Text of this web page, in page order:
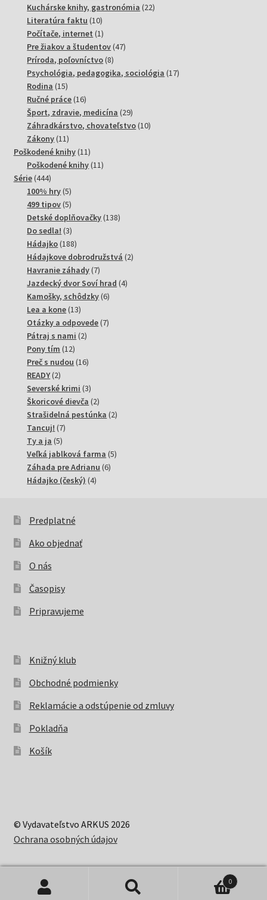
produktov
Kuchárske knihy, gastronómia 2222
Literatúra faktu 1010
produktov
Počítače, internet 11
produkt
Pre žiakov a študentov 4747
Príroda, poľovníctvo 88
produktov
Psychológia, pedagogika, sociológia 1717
Rodina 1515
produktov
Ručné práce 1616
produktov
Šport, zdravie, medicína 2929
produktov
Záhradkárstvo, chovateľstvo 1010
Zákony 1111
produktov
Poškodené knihy 1111
produktov
Poškodené knihy 1111
Série 444444
produktov
100% hry 55
produktov
499 tipov 55
produktov
Detské doplňovačky 138138
Do sedla! 33
produkty
Hádajko 188188
produktov
Hádajkove dobrodružstvá 22
Havranie záhady 77
produktov
Jazdecký dvor Soví hrad 44
Kamošky, schôdzky 66
Lea a kone 1313
produktov
Otázky a odpovede 77
Pátraj s nami 22
Pony tím 1212
produktov
Preč s nudou 1616
READY 22
produkty
Severské krimi 33
produkty
Škoricové dievča 22
produkty
Strašidelná pestúnka 22
Tancuj! 77
Ty a ja 55
produktov
Veľká jablková farma 55
Záhada pre Adrianu 66
Hádajko (český) 44
Predplatné
Ako objednať
O nás
Časopisy
Pripravujeme
Knižný klub
Obchodné podmienky
Reklamácie a odstúpenie od zmluvy
Pokladňa
Košík
© Vydavateľstvo ARKUS 2026
Ochrana osobných údajov
0